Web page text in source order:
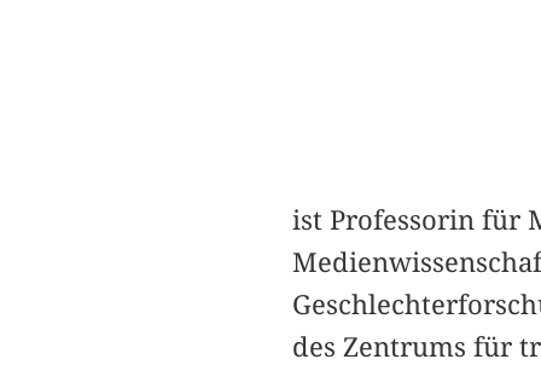
ist Professorin für
des Zentrums für